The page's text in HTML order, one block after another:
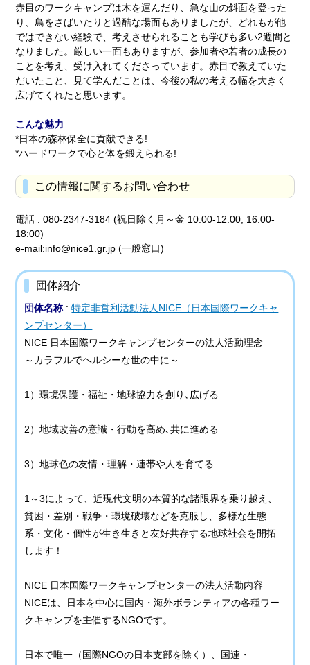
赤目のワークキャンプは木を運んだり、急な山の斜面を登った
り、鳥をさばいたりと過酷な場面もありましたが、どれもが他
ではできない経験で、考えさせられることも学びも多い2週間と
なりました。厳しい一面もありますが、参加者や若者の成長の
ことを考え、受け入れてくださっています。赤目で教えていた
だいたこと、見て学んだことは、今後の私の考える幅を大きく
広げてくれたと思います。
こんな魅力
*日本の森林保全に貢献できる!
*ハードワークで心と体を鍛えられる!
この情報に関するお問い合わせ
電話 : 080-2347-3184 (祝日除く月～金 10:00-12:00, 16:00-
18:00)
e-mail:info@nice1.gr.jp (一般窓口)
団体紹介
団体名称 :特定非営利活動法人NICE（日本国際ワークキャ
ンプセンター）
NICE 日本国際ワークキャンプセンターの法人活動理念
～カラフルでヘルシーな世の中に～
1）環境保護・福祉・地球協力を創り､広げる
2）地域改善の意識・行動を高め､共に進める
3）地球色の友情・理解・連帯や人を育てる
1～3によって、近現代文明の本質的な諸限界を乗り越え、
貧困・差別・戦争・環境破壊などを克服し、多様な生態
系・文化・個性が生き生きと友好共存する地球社会を開拓
します！
NICE 日本国際ワークキャンプセンターの法人活動内容
NICEは、日本を中心に国内・海外ボランティアの各種ワー
クキャンプを主催するNGOです。
日本で唯一（国際NGOの日本支部を除く）、国連・